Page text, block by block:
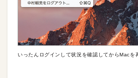
いったんログインして状況を確認してからMacを